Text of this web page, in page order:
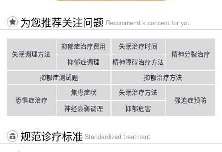
为您推荐关注问题 Recommend a concern for you
失眠调理方法
抑郁症治疗费用
抑郁症调理
失眠治疗时间
精神障碍治疗方法
精神分裂治疗
抑郁症测试题 抑郁治疗方法
恐惧症治疗
焦虑症状
神经衰弱调理
失眠治疗方法
抑郁危害
强迫症预防
规范诊疗标准 Standardized treatment